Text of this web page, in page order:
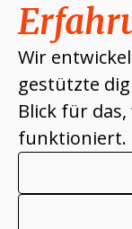
Wir
gestützte
Blick für
funktioniert.